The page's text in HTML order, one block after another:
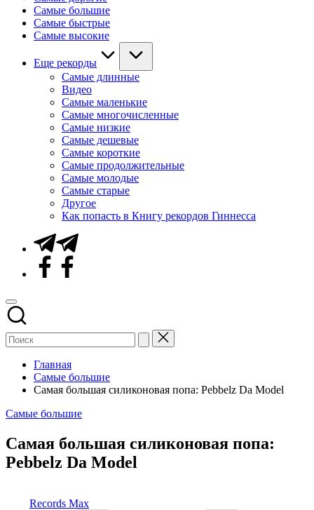
Самые большие
Самые быстрые
Самые высокие
Еще рекорды
Самые длинные
Видео
Самые маленькие
Самые многочисленные
Самые низкие
Самые дешевые
Самые короткие
Самые продолжительные
Самые молодые
Самые старые
Другое
Как попасть в Книгу рекордов Гиннесса
Telegram
Facebook
Главная
Самые большие
Самая большая силиконовая попа: Pebbelz Da Model
Опубликовано
Самые большие
Самая большая силиконовая попа:
Pebbelz Da Model
Records Max